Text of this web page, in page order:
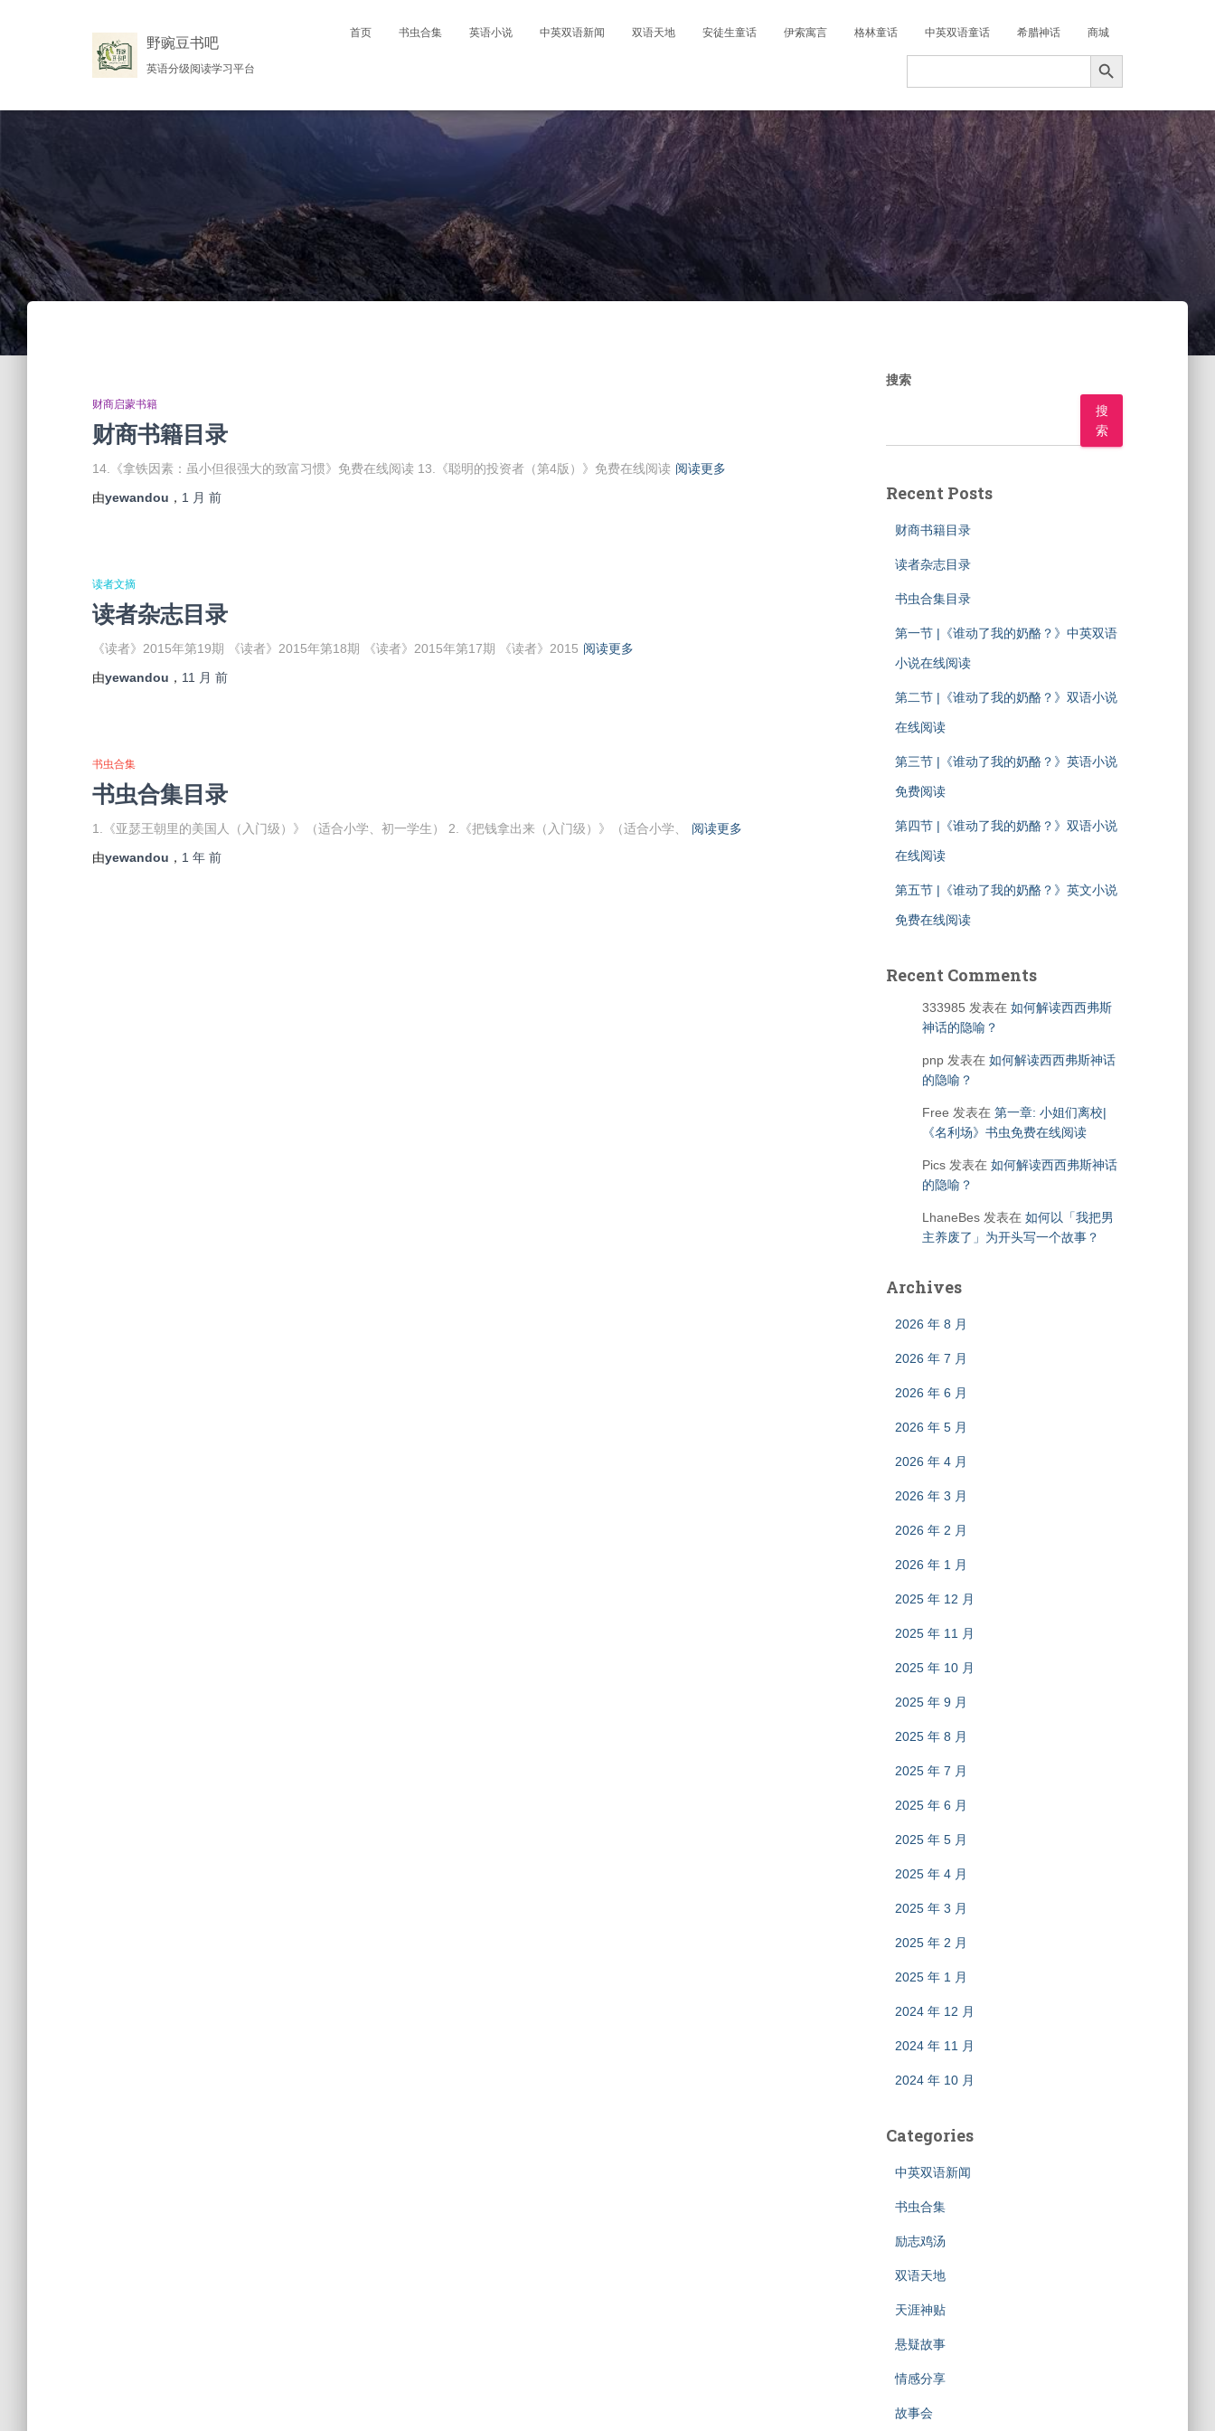
野豌豆书吧
英语分级阅读学习平台
首页 书虫合集 英语小说 中英双语新闻 双语天地 安徒生童话 伊索寓言 格林童话 中英双语童话 希腊神话 商城
Search
搜索按钮
财商启蒙书籍
财商书籍目录
14.《拿铁因素：虽小但很强大的致富习惯》免费在线阅读 13.《聪明的投资者（第4版）》免费在线阅读 阅读更多
由yewandou ， 1 月 前
读者文摘
读者杂志目录
《读者》2015年第19期 《读者》2015年第18期 《读者》2015年第17期 《读者》2015 阅读更多
由yewandou ， 11 月 前
书虫合集
书虫合集目录
1.《亚瑟王朝里的美国人（入门级）》（适合小学、初一学生） 2.《把钱拿出来（入门级）》（适合小学、
阅读更多
由yewandou ， 1 年 前
搜索
搜
索
Recent Posts
财商书籍目录
读者杂志目录
书虫合集目录
第一节 |《谁动了我的奶酪？》中英双语
小说在线阅读
第二节 |《谁动了我的奶酪？》双语小说
在线阅读
第三节 |《谁动了我的奶酪？》英语小说
免费阅读
第四节 |《谁动了我的奶酪？》双语小说
在线阅读
第五节 |《谁动了我的奶酪？》英文小说
免费在线阅读
Recent Comments
333985 发表在 如何解读西西弗斯
神话的隐喻？
pnp发表在 如何解读西西弗斯神话
的隐喻？
Free 发表在 第一章: 小姐们离校|
《名利场》书虫免费在线阅读
Pics发表在 如何解读西西弗斯神话
的隐喻？
LhaneBes发表在 如何以「我把男
主养废了」为开头写一个故事？
Archives
2026 年 8 月
2026 年 7 月
2026 年 6 月
2026 年 5 月
2026 年 4 月
2026 年 3 月
2026 年 2 月
2026 年 1 月
2025 年 12 月
2025 年 11 月
2025 年 10 月
2025 年 9 月
2025 年 8 月
2025 年 7 月
2025 年 6 月
2025 年 5 月
2025 年 4 月
2025 年 3 月
2025 年 2 月
2025 年 1 月
2024 年 12 月
2024 年 11 月
2024 年 10 月
Categories
中英双语新闻
书虫合集
励志鸡汤
双语天地
天涯神贴
悬疑故事
情感分享
故事会